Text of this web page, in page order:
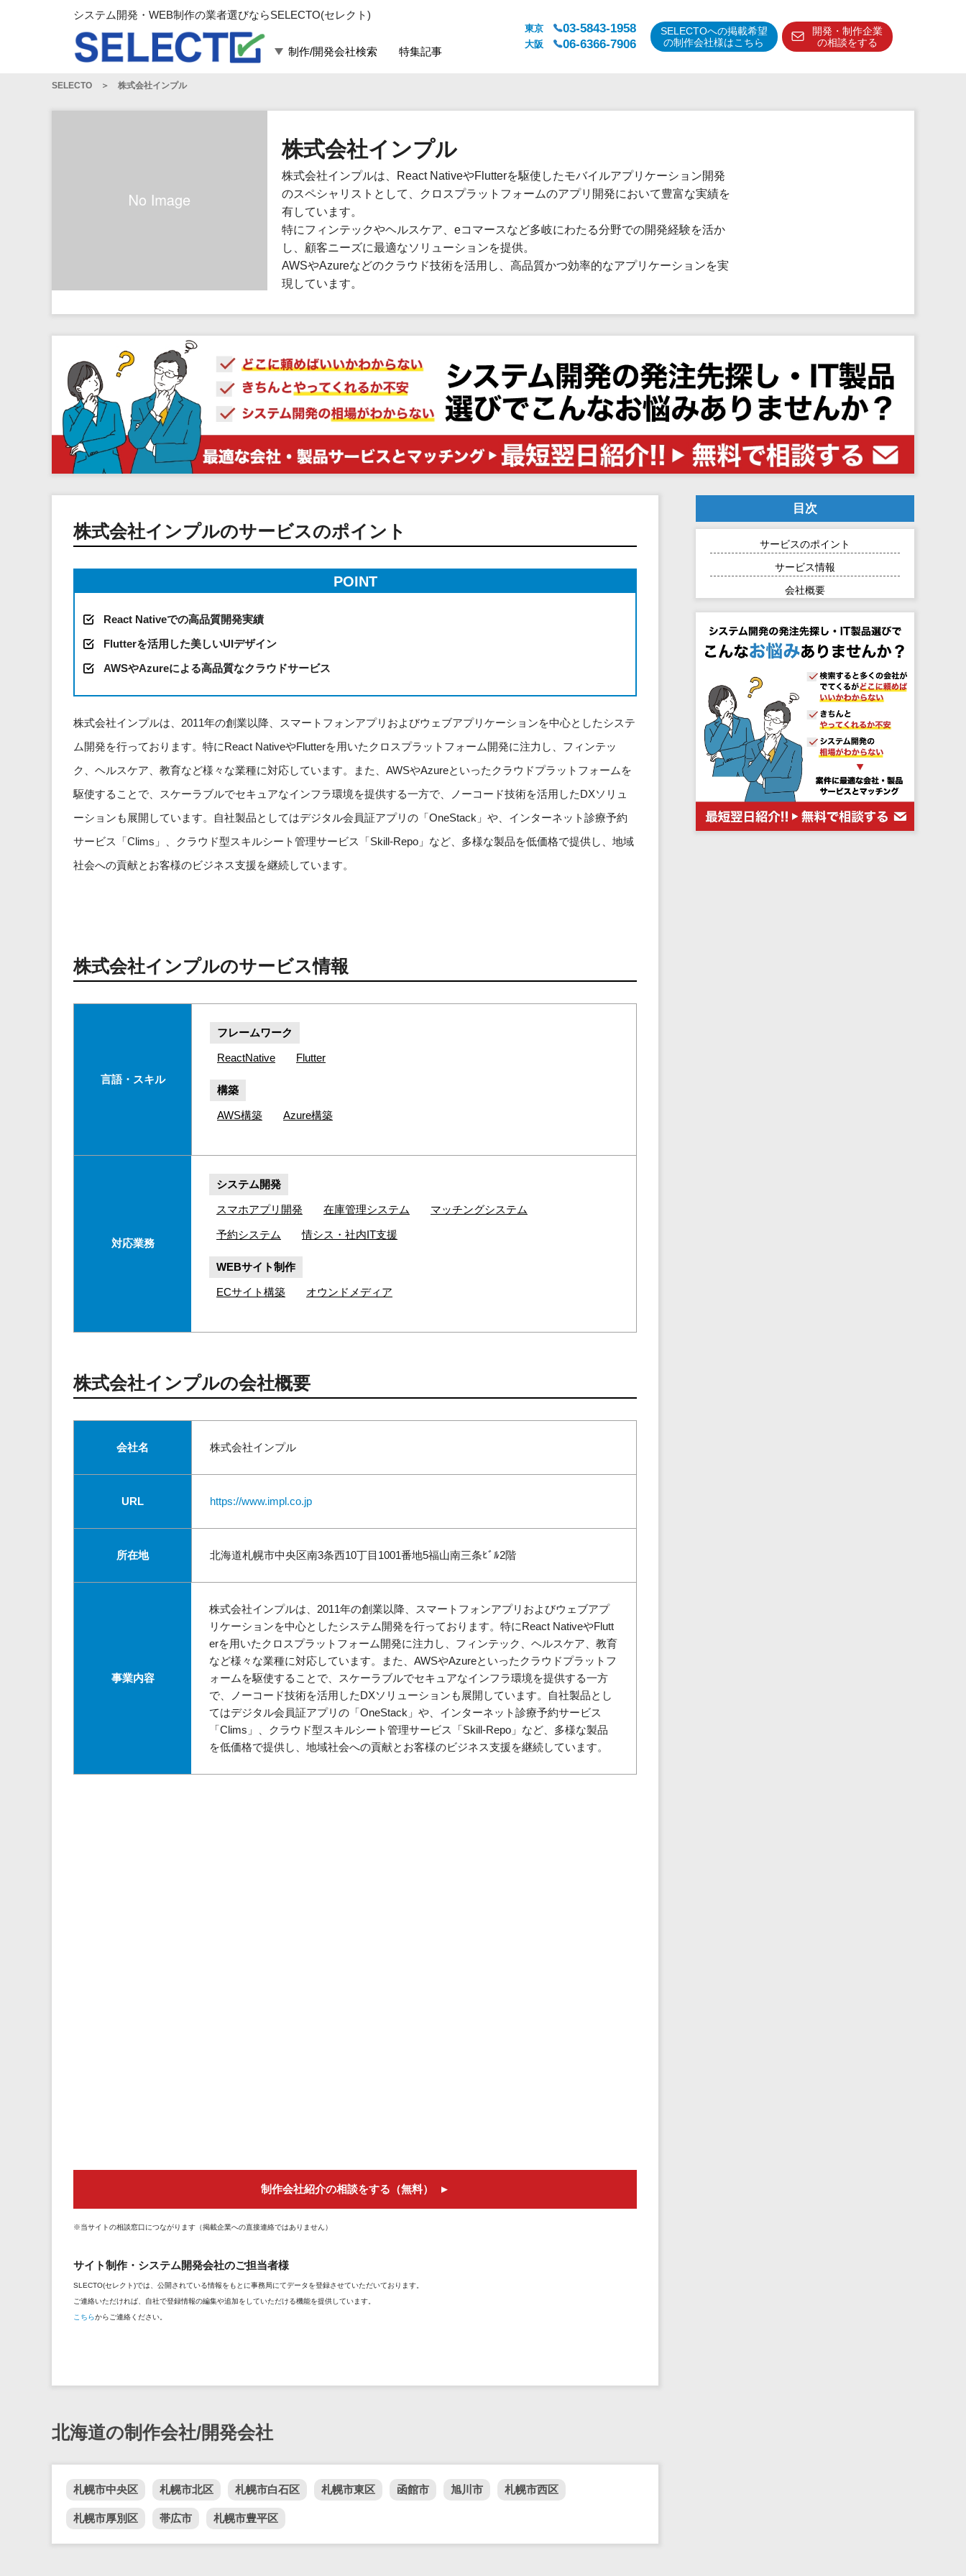
システム開発・WEB制作の業者選びならSELECTO(セレクト)
制作/開発会社検索 特集記事
東京 03-5843-1958
大阪 06-6366-7906
SELECTOへの掲載希望
の制作会社様はこちら
開発・制作企業
の相談をする
システム開発
コンテンツ制作
コンサルティング
マーケティング
WEBサービス
人事（労務管理）
人事（採用・評価・教育）
法務・総務
販売管理システム
マーケティング
業務全般
物流・流通向け
医療・介護業界向け
業界・業種特化型
SELECTO 株式会社インプル
株式会社インプル
株式会社インプルは、React NativeやFlutterを駆使したモバイルアプリケーション開発
のスペシャリストとして、クロスプラットフォームのアプリ開発において豊富な実績を
有しています。
特にフィンテックやヘルスケア、eコマースなど多岐にわたる分野での開発経験を活か
し、顧客ニーズに最適なソリューションを提供。
AWSやAzureなどのクラウド技術を活用し、高品質かつ効率的なアプリケーションを実
現しています。
株式会社インプルのサービスのポイント
POINT
React Nativeでの高品質開発実績
Flutterを活用した美しいUIデザイン
AWSやAzureによる高品質なクラウドサービス
株式会社インプルは、2011年の創業以降、スマートフォンアプリおよびウェブアプリケーションを中心としたシステ
ム開発を行っております。特にReact NativeやFlutterを用いたクロスプラットフォーム開発に注力し、フィンテッ
ク、ヘルスケア、教育など様々な業種に対応しています。また、AWSやAzureといったクラウドプラットフォームを
駆使することで、スケーラブルでセキュアなインフラ環境を提供する一方で、ノーコード技術を活用したDXソリュ
ーションも展開しています。自社製品としてはデジタル会員証アプリの「OneStack」や、インターネット診療予約
サービス「Clims」、クラウド型スキルシート管理サービス「Skill-Repo」など、多様な製品を低価格で提供し、地域
社会への貢献とお客様のビジネス支援を継続しています。
株式会社インプルのサービス情報
言語・スキル
フレームワーク
ReactNative Flutter
構築
AWS構築 Azure構築
対応業務
システム開発
スマホアプリ開発 在庫管理システム マッチングシステム
予約システム 情シス・社内IT支援
WEBサイト制作
ECサイト構築 オウンドメディア
株式会社インプルの会社概要
会社名 株式会社インプル
URL https://www.impl.co.jp
所在地 北海道札幌市中央区南3条西10丁目1001番地5福山南三条ﾋﾞﾙ2階
事業内容
株式会社インプルは、2011年の創業以降、スマートフォンアプリおよびウェブアプ
リケーションを中心としたシステム開発を行っております。特にReact NativeやFlutt
erを用いたクロスプラットフォーム開発に注力し、フィンテック、ヘルスケア、教育
など様々な業種に対応しています。また、AWSやAzureといったクラウドプラットフ
ォームを駆使することで、スケーラブルでセキュアなインフラ環境を提供する一方
で、ノーコード技術を活用したDXソリューションも展開しています。自社製品とし
てはデジタル会員証アプリの「OneStack」や、インターネット診療予約サービス
「Clims」、クラウド型スキルシート管理サービス「Skill-Repo」など、多様な製品
を低価格で提供し、地域社会への貢献とお客様のビジネス支援を継続しています。
制作会社紹介の相談をする（無料）
※当サイトの相談窓口につながります（掲載企業への直接連絡ではありません）
サイト制作・システム開発会社のご担当者様
SLECTO(セレクト)では、公開されている情報をもとに事務局にてデータを登録させていただいております。
ご連絡いただければ、自社で登録情報の編集や追加をしていただける機能を提供しています。
こちらからご連絡ください。
北海道の制作会社/開発会社
札幌市中央区 札幌市北区 札幌市白石区 札幌市東区 函館市 旭川市 札幌市西区
札幌市厚別区 帯広市 札幌市豊平区
目次
サービスのポイント
サービス情報
会社概要